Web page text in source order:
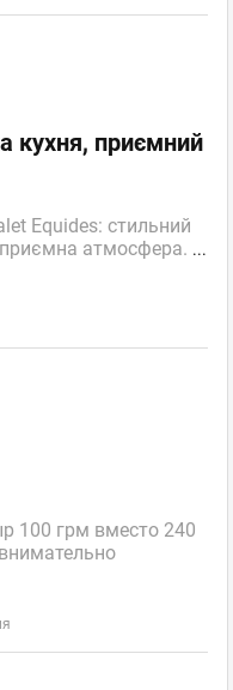
кухня, приємний
Equides: стильний
приємна атмосфера. ...
100 грм вместо 240